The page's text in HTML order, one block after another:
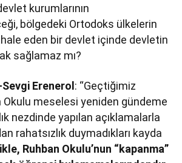
kurumlarının
bölgedeki Ortodoks ülkelerin
eden bir devlet içinde devletin
sağlamaz mı?
Erenerol : “Geçtiğimiz
Okulu meselesi yeniden gündeme
nezdinde yapılan açıklamalarla
rahatsızlık duymadıkları kayda
Ruhban Okulu’nun “kapanma”